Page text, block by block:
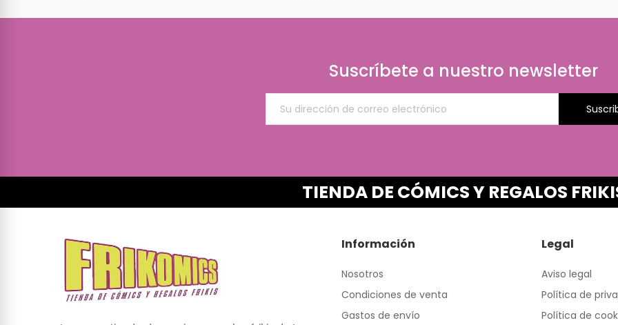
Suscríbete a nuestro newsletter
TIENDA DE CÓMICS Y REGALOS
Información
Nosotros
Condiciones de venta
Gastos de envío
Legal
Aviso legal
Política de
Política de